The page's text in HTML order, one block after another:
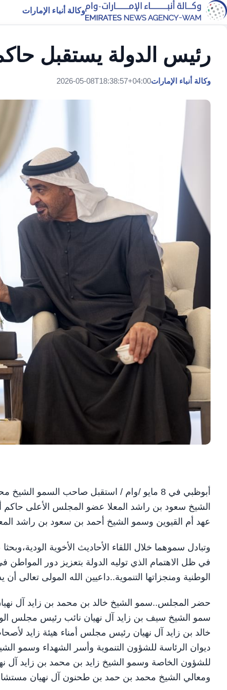
وكالة أنباء الإمارات
رئيس الدولة يستقبل
وكالة أنباء الإمارات2026-05-08T18:38:57+04:00
أبوظبي في 8 مايو /وام / استقبل صاحب السمو
الشيخ سعود بن راشد المعلا عضو المجلس الأعلى
عهد أم القيوين وسمو الشيخ أحمد بن سعود بن راشد
وتبادل سموهما خلال اللقاء الأحاديث الأخوية
في ظل الاهتمام الذي توليه الدولة بتعزيز دور المواطن
الوطنية ومنجزاتها التنموية..داعيين الله المولى تعالى
حضر المجلس..سمو الشيخ خالد بن محمد بن زايد آل
سمو الشيخ سيف بن زايد آل نهيان نائب رئيس مجلس
خالد بن زايد آل نهيان رئيس مجلس أمناء هيئة زايد
ديوان الرئاسة للشؤون التنموية وأسر الشهداء وسمو
للشؤون الخاصة وسمو الشيخ زايد بن محمد بن زايد آل
ومعالي الشيخ محمد بن حمد بن طحنون آل نهيان